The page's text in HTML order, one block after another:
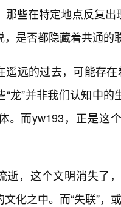
那些在特定地点反复
是否都隐藏着共通的
遥远的过去，可能存
“龙”并非我们认知中
。而yw193，正是这
逝，这个文明消失了
化之中。而“失联”，